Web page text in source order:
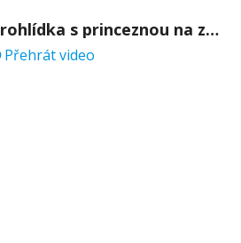
Prohlídka s princeznou na zámku Stekník
Přehrát video